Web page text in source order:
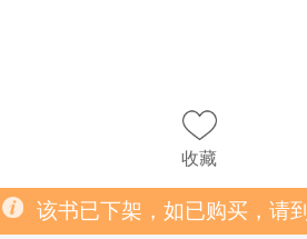
收藏
该书已下架，如已购买，请